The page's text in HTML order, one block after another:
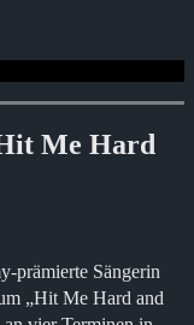
Me Hard
prämierte Sängerin
„Hit Me Hard and